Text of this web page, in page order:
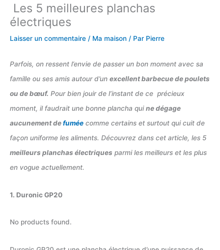
Les 5 meilleures planchas
électriques
Laisser un commentaire / Ma maison / Par Pierre
Parfois, on ressent l’envie de passer un bon moment avec sa
famille ou ses amis autour d’un excellent barbecue de poulets
ou de bœuf. Pour bien jouir de l’instant de ce précieux
moment, il faudrait une bonne plancha quine dégage
aucunement defumée comme certains et surtout qui cuit de
façon uniforme les aliments. Découvrez dans cet article, les 5
meilleurs planchas électriques parmi les meilleurs et les plus
en vogue actuellement.
1. Duronic GP20
No products found.